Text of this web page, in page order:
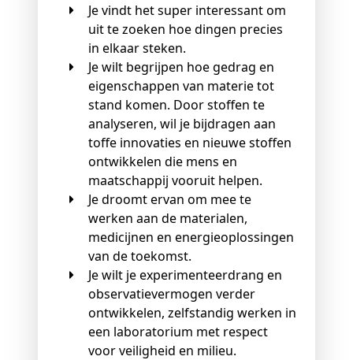
Je vindt het super interessant om
uit te zoeken hoe dingen precies
in elkaar steken.
Je wilt begrijpen hoe gedrag en
eigenschappen van materie tot
stand komen. Door stoffen te
analyseren, wil je bijdragen aan
toffe innovaties en nieuwe stoffen
ontwikkelen die mens en
maatschappij vooruit helpen.
Je droomt ervan om mee te
werken aan de materialen,
medicijnen en energieoplossingen
van de toekomst.
Je wilt je experimenteerdrang en
observatievermogen verder
ontwikkelen, zelfstandig werken in
een laboratorium met respect
voor veiligheid en milieu.